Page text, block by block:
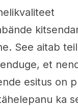
See aitab
et
esitus on
ka